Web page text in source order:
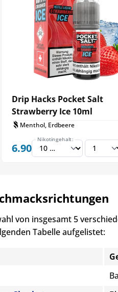
Drip Hacks Pocket Salt
Strawberry Ice 10ml
Menthol, Erdbeere
6.90
Nikotingehalt:
von insgesamt 5
Tabelle aufgelistet: